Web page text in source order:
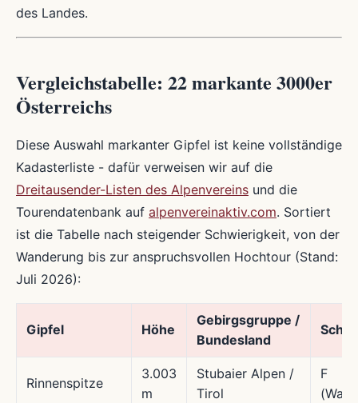
des Landes.
Vergleichstabelle: 22 markante 3000er
Österreichs
Diese Auswahl markanter Gipfel ist keine vollständige
Kadasterliste - dafür verweisen wir auf die
Dreitausender-Listen des Alpenvereins und die
Tourendatenbank auf alpenvereinaktiv.com. Sortiert
ist die Tabelle nach steigender Schwierigkeit, von der
Wanderung bis zur anspruchsvollen Hochtour (Stand:
Juli 2026):
Gipfel Höhe
Gebirgsgruppe /
Bundesland
Rinnenspitze
3.003
m
Stubaier Alpen /
Tirol
F